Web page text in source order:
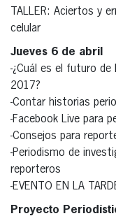
TALLER: Aciertos y
celular
Jueves 6 de abril
-¿Cuál es el futuro de
2017?
-Contar historias
-Facebook Live para
-Consejos para
-Periodismo de
reporteros
-EVENTO EN LA
Proyecto